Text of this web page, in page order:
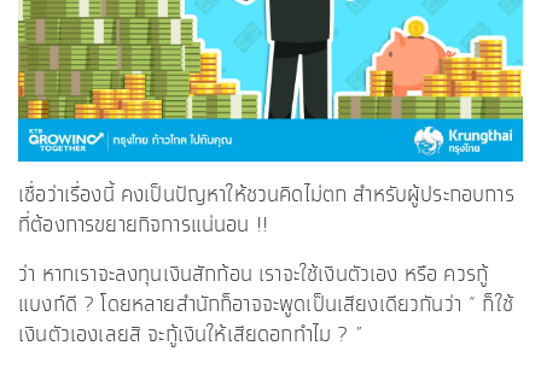
เชื่อว่าเรื่องนี้ คงเป็นปัญหาให้ชวนคิดไม่ตก สำหรับผู้ประกอบการ
ที่ต้องการขยายกิจการแน่นอน !!
ว่า หากเราจะลงทุนเงินสักก้อน เราจะใช้เงินตัวเอง หรือ ควรกู้
แบงก์ดี ? โดยหลายสำนักก็อาจจะพูดเป็นเสียงเดียวกันว่า “ ก็ใช้
เงินตัวเองเลยสิ จะกู้เงินให้เสียดอกทำไม ? ”